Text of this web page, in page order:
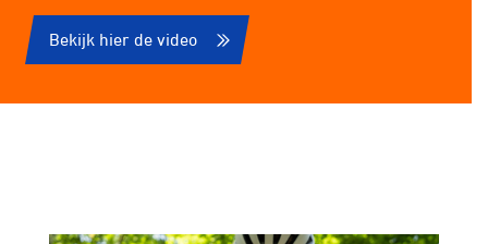
Bekijk hier de video